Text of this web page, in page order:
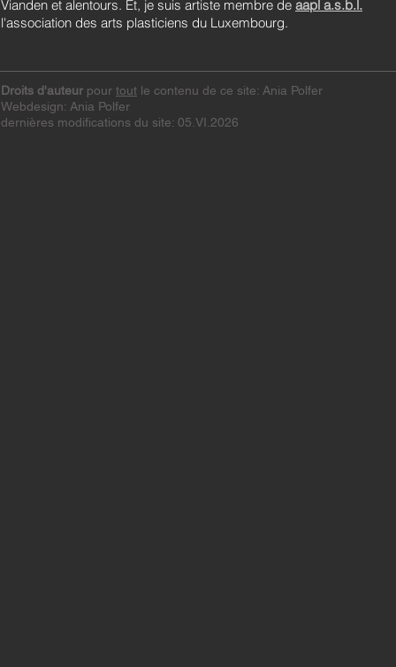
Vianden et alentours. Et, je suis artiste membre de aapl a.s.b.l.
l'association des arts plasticiens du Luxembourg.
Droits d'auteur pour tout le contenu de ce site: Ania Polfer
Webdesign: Ania Polfer
dernières modifications du site: 05. VI.2026